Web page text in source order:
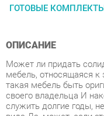
ОПИСАНИЕ
такая мебель быть
служить долгие годы, не
вида Да, может, если
Условия покупки
Благодаря